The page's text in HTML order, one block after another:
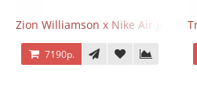
Low OG SP Black Phantom
Zion Williamson x Nike Air Jordan
7190р.